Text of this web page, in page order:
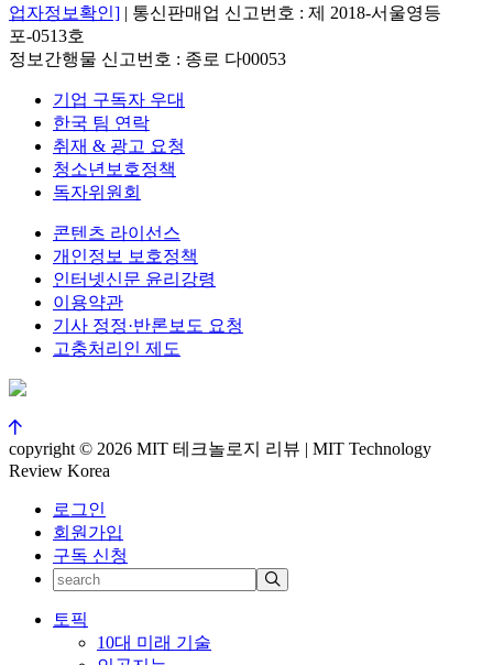
업자정보확인] | 통신판매업 신고번호 : 제 2018-서울영등
포-0513호
정보간행물 신고번호 : 종로 다00053
기업 구독자 우대
한국 팀 연락
취재 & 광고 요청
청소년보호정책
독자위원회
콘텐츠 라이선스
개인정보 보호정책
인터넷신문 윤리강령
이용약관
기사 정정·반론보도 요청
고충처리인 제도
copyright © 2026 MIT 테크놀로지 리뷰 | MIT Technology
Review Korea
로그인
회원가입
구독 신청
토픽
10대 미래 기술